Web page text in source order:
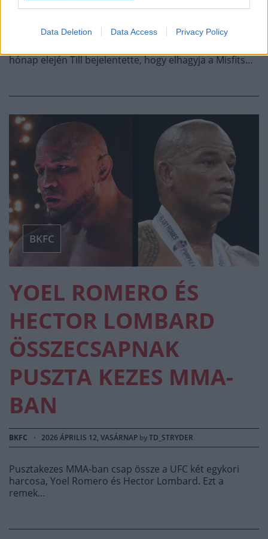
Data Deletion Data Access Privacy Policy
hónap elején Till bejelentette, hogy elhagyja a Misfits…
BKFC
YOEL ROMERO ÉS
HECTOR LOMBARD
ÖSSZECSAPNAK
PUSZTA KEZES MMA-
BAN
BKFC · 2026 ÁPRILIS 12, VASÁRNAP byTD_STRYDER
Pusztakezes MMA-ban csap össze a UFC két egykori
harcosa, Yoel Romero és Hector Lombard. Ezt a
remek…